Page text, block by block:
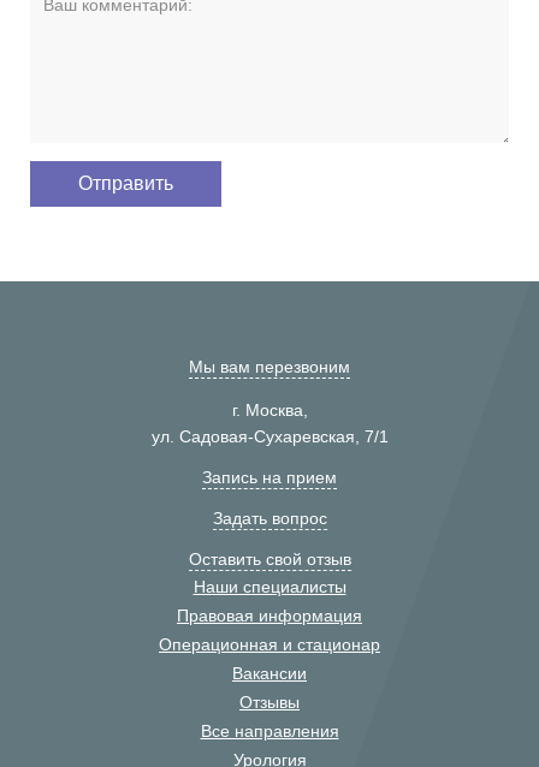
Мы вам перезвоним
г. Москва,
ул. Садовая-Сухаревская, 7/1
Запись на прием
Задать вопрос
Оставить свой отзыв
Наши специалисты
Правовая информация
Операционная и стационар
Вакансии
Отзывы
Все направления
Урология